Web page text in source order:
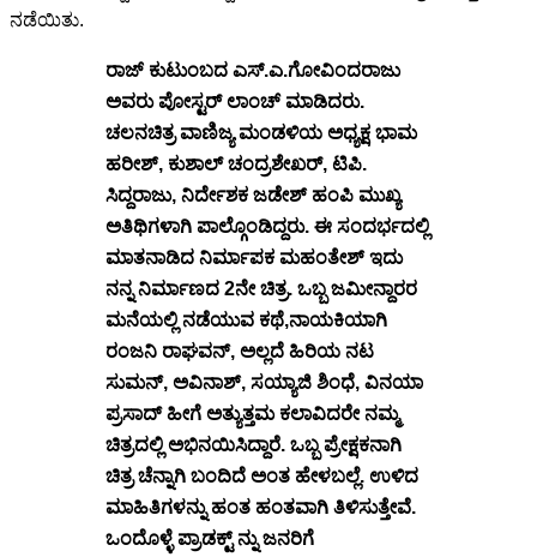
ನಡೆಯಿತು.
ರಾಜ್ ಕುಟುಂಬದ ಎಸ್.ಎ.ಗೋವಿಂದರಾಜು
ಅವರು ಪೋಸ್ಟರ್ ಲಾಂಚ್ ಮಾಡಿದರು.
ಚಲನಚಿತ್ರ ವಾಣಿಜ್ಯ ಮಂಡಳಿಯ ಅಧ್ಯಕ್ಷ ಭಾಮ
ಹರೀಶ್, ಕುಶಾಲ್ ಚಂದ್ರಶೇಖರ್, ಟಿಪಿ.
ಸಿದ್ದರಾಜು, ನಿರ್ದೇಶಕ ಜಡೇಶ್ ಹಂಪಿ ಮುಖ್ಯ
ಅತಿಥಿಗಳಾಗಿ ಪಾಲ್ಗೊಂಡಿದ್ದರು. ಈ ಸಂದರ್ಭದಲ್ಲಿ
ಮಾತನಾಡಿದ ನಿರ್ಮಾಪಕ ಮಹಂತೇಶ್ ಇದು
ನನ್ನ ನಿರ್ಮಾಣದ 2ನೇ ಚಿತ್ರ. ಒಬ್ಬ ಜಮೀನ್ದಾರರ
ಮನೆಯಲ್ಲಿ ನಡೆಯುವ ಕಥೆ,ನಾಯಕಿಯಾಗಿ
ರಂಜನಿ ರಾಘವನ್, ಅಲ್ಲದೆ ಹಿರಿಯ ನಟ
ಸುಮನ್, ಅವಿನಾಶ್, ಸಯ್ಯಾಜಿ ಶಿಂಧೆ, ವಿನಯಾ
ಪ್ರಸಾದ್ ಹೀಗೆ ಅತ್ಯುತ್ತಮ ಕಲಾವಿದರೇ ನಮ್ಮ
ಚಿತ್ರದಲ್ಲಿ ಅಭಿನಯಿಸಿದ್ದಾರೆ. ಒಬ್ಬ ಪ್ರೇಕ್ಷಕನಾಗಿ
ಚಿತ್ರ ಚೆನ್ನಾಗಿ ಬಂದಿದೆ ಅಂತ ಹೇಳಬಲ್ಲೆ. ಉಳಿದ
ಮಾಹಿತಿಗಳನ್ನು ಹಂತ ಹಂತವಾಗಿ ತಿಳಿಸುತ್ತೇವೆ.
ಒಂದೊಳ್ಳೆ ಪ್ರಾಡಕ್ಟ್ ನ್ನು ಜನರಿಗೆ